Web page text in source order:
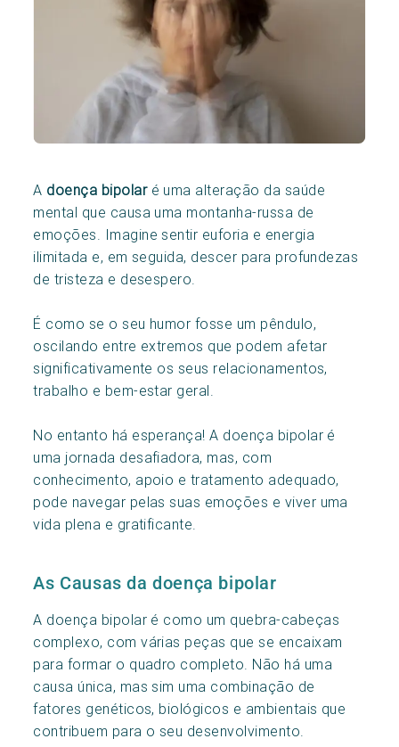
A doença bipolaré uma alteração da saúde
mental que causa uma montanha-russa de
emoções. Imagine sentir euforia e energia
ilimitada e, em seguida, descer para profundezas
de tristeza e desespero.
É como se o seu humor fosse um pêndulo,
oscilando entre extremos que podem afetar
significativamente os seus relacionamentos,
trabalho e bem-estar geral.
No entanto há esperança! A doença bipolar é
uma jornada desafiadora, mas, com
conhecimento, apoio e tratamento adequado,
pode navegar pelas suas emoções e viver uma
vida plena e gratificante.
As Causas da doença bipolar
A doença bipolar é como um quebra-cabeças
complexo, com várias peças que se encaixam
para formar o quadro completo. Não há uma
causa única, mas sim uma combinação de
fatores genéticos, biológicos e ambientais que
contribuem para o seu desenvolvimento.